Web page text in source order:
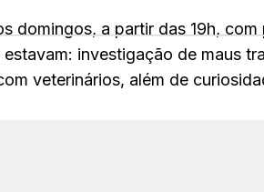
domingos, a partir das 19h,
investigação de maus
veterinários, além de